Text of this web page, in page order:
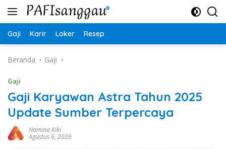
Langsung
Gaji Karir Loker Resep
Beranda Gaji
Gaji
Gaji Karyawan Astra Tahun 2025
Update Sumber Terpercaya
Namina Kiki
Agustus 6, 2026